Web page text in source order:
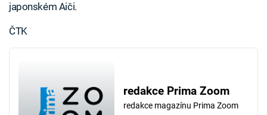
japonském Aiči.
ČTK
redakce Prima Zoom
redakce magazínu Prima Zoom